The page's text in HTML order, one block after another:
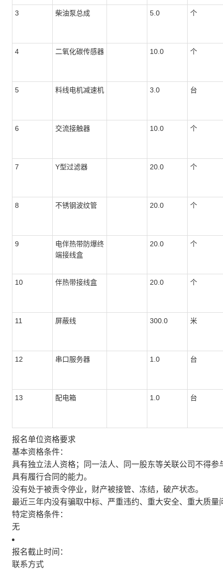
3 柴油泵总成 5.0 个
4 二氧化碳传感器 10.0 个
5 料线电机减速机 3.0 台
6 交流接触器 10.0 个
7 Y型过滤器 20.0 个
8 不锈钢波纹管 20.0 个
9
电伴热带防爆终
端接线盒
20.0 个
10 伴热带接线盒 20.0 个
11 屏蔽线 300.0 米
12 串口服务器 1.0 台
13 配电箱 1.0 台
报名单位资格要求
基本资格条件：
具有独立法人资格；同一法人、同一股东等关联公司不得参
具有履行合同的能力。
没有处于被责令停业，财产被接管、冻结，破产状态。
最近三年内没有骗取中标、严重违约、重大安全、重大质量
特定资格条件：
无
报名截止时间：
联系方式